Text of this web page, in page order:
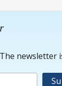
newsletter